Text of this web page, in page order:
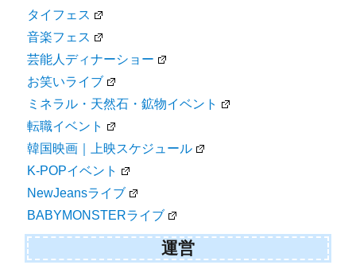
タイフェス
音楽フェス
芸能人ディナーショー
お笑いライブ
ミネラル・天然石・鉱物イベント
転職イベント
韓国映画｜上映スケジュール
K-POPイベント
NewJeansライブ
BABYMONSTERライブ
運営